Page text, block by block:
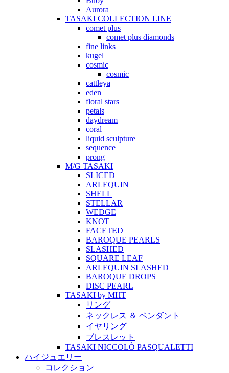
Aurora
TASAKI COLLECTION LINE
comet plus
comet plus diamonds
fine links
kugel
cosmic
cosmic
cattleya
eden
floral stars
petals
daydream
coral
liquid sculpture
sequence
prong
M/G TASAKI
SLICED
ARLEQUIN
SHELL
STELLAR
WEDGE
KNOT
FACETED
BAROQUE PEARLS
SLASHED
SQUARE LEAF
ARLEQUIN SLASHED
BAROQUE DROPS
DISC PEARL
TASAKI by MHT
リング
ネックレス ＆ ペンダント
イヤリング
ブレスレット
TASAKI NICCOLÒ PASQUALETTI
ハイジュエリー
コレクション